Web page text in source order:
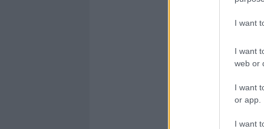
I want
I want
web or
I want
or app.
I want